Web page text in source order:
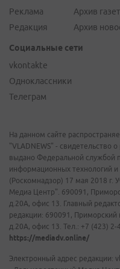
Реклама
Редакция
Архив
Архив
Социальные сети
vkontakte
Одноклассники
Телеграм
На данном сайте
"VLADNEWS" -
выдано Федеральной службой
информационных технологий
(Роскомнадзор) 17 мая 2018 г.
Медиа Центр". 690091,
д.20А, офис 13. Главный
редакции: 690091, Приморский
д.20А, офис 13. Тел.: +7 (423) 2-
https://mediadv.online/
Электронный адрес редакции: